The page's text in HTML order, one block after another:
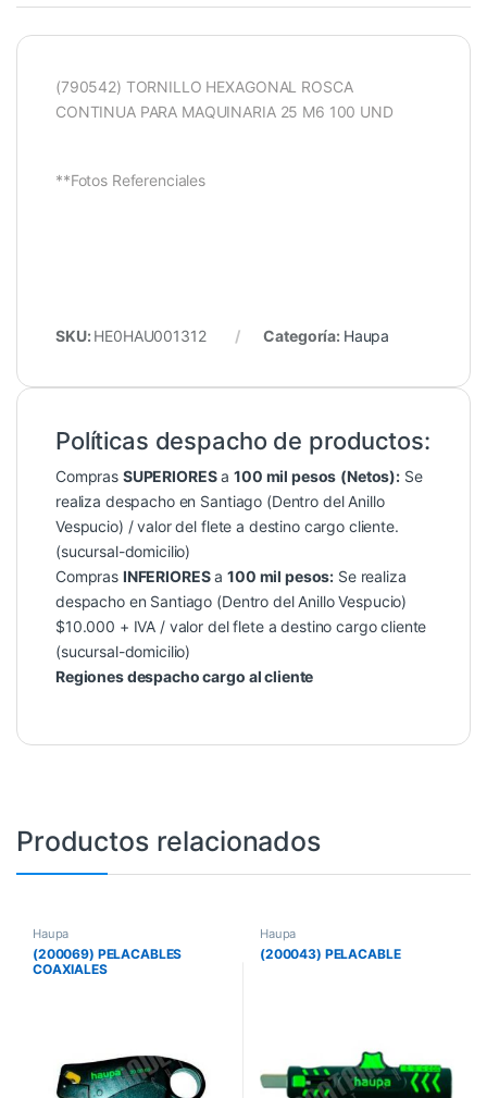
(790542) TORNILLO HEXAGONAL ROSCA
CONTINUA PARA MAQUINARIA 25 M6 100 UND
**Fotos Referenciales
SKU: HE0HAU001312 Categoría: Haupa
Políticas despacho de productos:
Compras SUPERIORESa100 mil pesos (Netos): Se
realiza despacho en Santiago (Dentro del Anillo
Vespucio) / valor del flete a destino cargo cliente.
(sucursal-domicilio)
Compras INFERIORESa100 mil pesos: Se realiza
despacho en Santiago (Dentro del Anillo Vespucio)
$10.000 + IVA / valor del flete a destino cargo cliente
(sucursal-domicilio)
Regiones despacho cargo al cliente
Productos relacionados
Haupa
(200069) PELACABLES
COAXIALES
Haupa
(200043) PELACABLE